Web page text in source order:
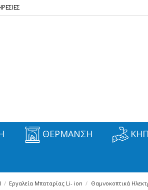
ΘΕΡΜΑΝΣΗ
Εργαλεία Μπαταρίας Li- ion Θαμνοκοπτικά